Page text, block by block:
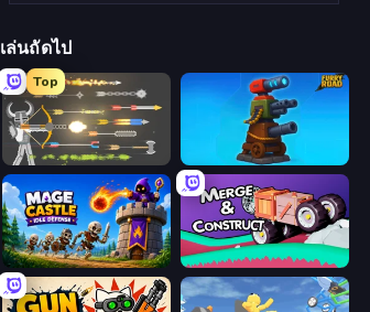
เล่นถัดไป
Top
Ragdoll Archers Furry Road
Mage Castle Idle Defense Merge & Construct